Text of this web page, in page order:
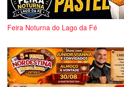
Feira Noturna do Lago da Fé